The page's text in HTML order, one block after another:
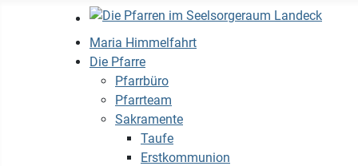
Maria Himmelfahrt
Die Pfarre
Pfarrbüro
Pfarrteam
Sakramente
Taufe
Erstkommunion